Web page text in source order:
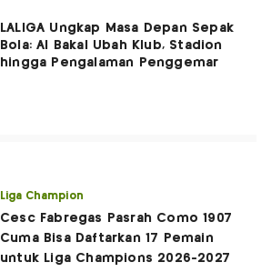
LALIGA Ungkap Masa Depan Sepak
Bola: AI Bakal Ubah Klub, Stadion
hingga Pengalaman Penggemar
Liga Champion
Cesc Fabregas Pasrah Como 1907
Cuma Bisa Daftarkan 17 Pemain
untuk Liga Champions 2026-2027